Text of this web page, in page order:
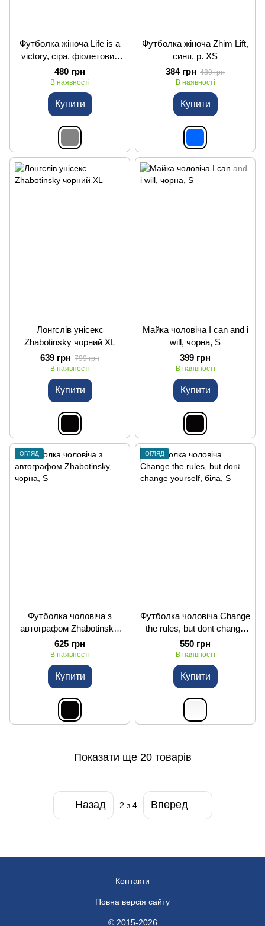
Футболка жіноча Life is a
victory, сіра, фіолетовий
надпис, р. XS
480 грн
В наявності
Купити
Футболка жіноча Zhim Lift,
синя, р. XS
384 грн 480 грн
В наявності
Купити
Лонгслів унісекс
Zhabotinsky чорний XL
639 грн 799 грн
В наявності
Купити
Майка чоловіча I can and i
will, чорна, S
399 грн
В наявності
Купити
ОГЛЯД
Футболка чоловіча з
автографом Zhabotinsky,
чорна, S
625 грн
В наявності
Купити
ОГЛЯД
Футболка чоловіча Change
the rules, but dont change
yourself, біла, S
550 грн
В наявності
Купити
Показати ще 20 товарів
Назад 2 з 4 Вперед
Контакти
Повна версія сайту
© 2015-2026